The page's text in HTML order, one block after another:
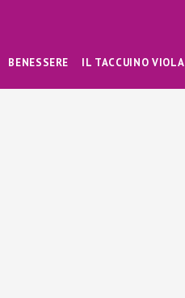
BENESSERE IL TACCUINO VIOLA